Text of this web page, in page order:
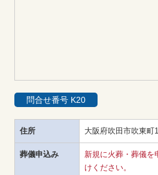
住所 大阪府吹田市吹東町
葬儀申込み
新規に火葬・葬儀を
けください。
問合せ番号 K20